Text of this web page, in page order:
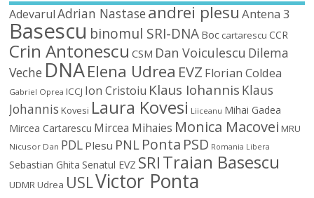
Adevarul Adrian Nastaseandrei plesuAntena 3
Basescu binomul SRI-DNA Boc cartarescu CCR
Crin Antonescu CSM Dan Voiculescu Dilema
Veche DNAElena Udrea EVZ Florian Coldea
Gabriel Oprea ICCJ Ion Cristoiu Klaus Iohannis Klaus
Johannis Kovesi Laura Kovesi Liiceanu Mihai Gadea
Mircea Cartarescu Mircea Mihaies Monica Macovei MRU
Nicusor Dan PDL Plesu PNL Ponta PSD Romania Libera
Sebastian Ghita Senatul EVZ SRITraian Basescu
UDMRUdrea USLVictor Ponta